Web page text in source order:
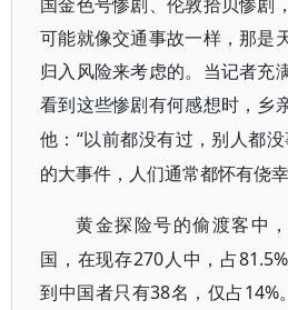
国金色号惨剧、伦敦拾贝惨剧
可能就像交通事故一样，那是
归入风险来考虑的。当记者充
看到这些惨剧有何感想时，乡
他： “以前都没有过，别人都
的大事件，人们通常都怀有侥幸
黄金探险号的偷渡客中
国，在现存270人中，占
到中国者只有38名，仅占14%